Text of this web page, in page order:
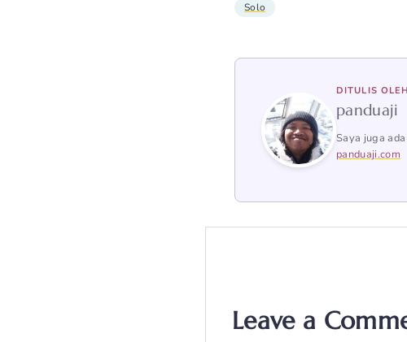
Solo
DITULIS OLEH
panduaji
Saya juga
panduaji.com
Leave a